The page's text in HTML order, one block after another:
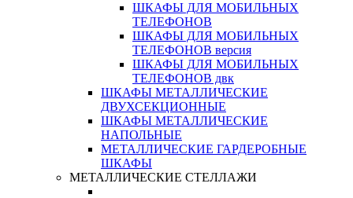
ШКАФЫ ДЛЯ МОБИЛЬНЫХ
ТЕЛЕФОНОВ
ШКАФЫ ДЛЯ МОБИЛЬНЫХ
ТЕЛЕФОНОВ версия
ШКАФЫ ДЛЯ МОБИЛЬНЫХ
ТЕЛЕФОНОВ двк
ШКАФЫ МЕТАЛЛИЧЕСКИЕ
ДВУХСЕКЦИОННЫЕ
ШКАФЫ МЕТАЛЛИЧЕСКИЕ
НАПОЛЬНЫЕ
МЕТАЛЛИЧЕСКИЕ ГАРДЕРОБНЫЕ
ШКАФЫ
МЕТАЛЛИЧЕСКИЕ СТЕЛЛАЖИ